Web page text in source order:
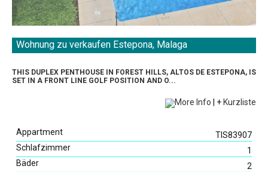
Wohnung zu verkaufen Estepona, Malaga
THIS DUPLEX PENTHOUSE IN FOREST HILLS, ALTOS DE ESTEPONA, IS
SET IN A FRONT LINE GOLF POSITION AND O...
More Info + Kurzliste
Appartment
TIS83907
Schlafzimmer
1
Bäder
2